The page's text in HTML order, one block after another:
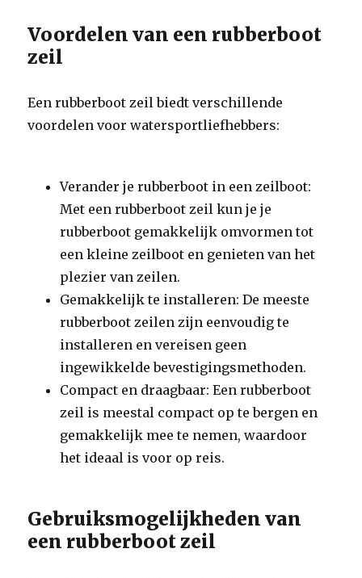
Voordelen van een rubberboot
zeil
Een rubberboot zeil biedt verschillende
voordelen voor watersportliefhebbers:
Verander je rubberboot in een zeilboot:
Met een rubberboot zeil kun je je
rubberboot gemakkelijk omvormen tot
een kleine zeilboot en genieten van het
plezier van zeilen.
Gemakkelijk te installeren: De meeste
rubberboot zeilen zijn eenvoudig te
installeren en vereisen geen
ingewikkelde bevestigingsmethoden.
Compact en draagbaar: Een rubberboot
zeil is meestal compact op te bergen en
gemakkelijk mee te nemen, waardoor
het ideaal is voor op reis.
Gebruiksmogelijkheden van
een rubberboot zeil